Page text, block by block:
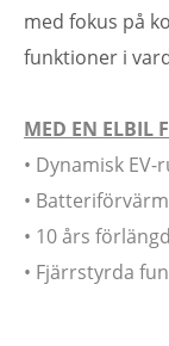
med fokus på
funktioner i
MED EN ELBIL
• Dynamisk
•
• 10 års
• Fjärrstyrda